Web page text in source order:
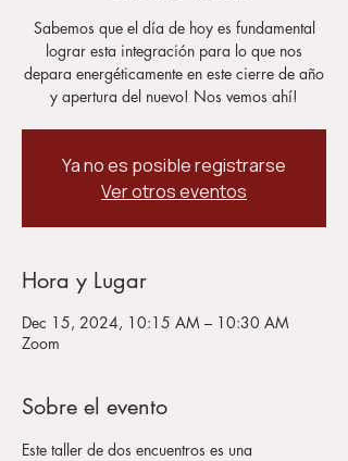
Sabemos que el día de hoy es fundamental
lograr esta integración para lo que nos
depara energéticamente en este cierre de año
y apertura del nuevo! Nos vemos ahí!
Ya no es posible registrarse
Ver otros eventos
Hora y Lugar
Dec 15, 2024, 10:15 AM – 10:30 AM
Zoom
Sobre el evento
Este taller de dos encuentros es una